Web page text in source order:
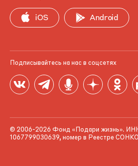
iOS Android
Подписывайтесь на нас в соцсетях
© 2006-2026 Фонд «Подари жизнь».
1067799030639, номер в Реестре